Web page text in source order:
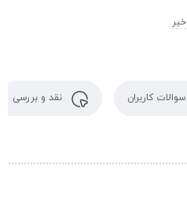
خیر
سوالات کاربران نقد و بررسی